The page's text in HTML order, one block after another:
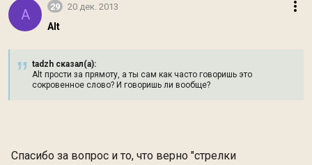
A 29 20 дек. 2013
Alt
tadzh сказал(а):
Alt прости за прямоту, а ты сам как часто говоришь это
сокровенное слово? И говоришь ли вообще?
Спасибо за вопрос и то, что верно "стрелки